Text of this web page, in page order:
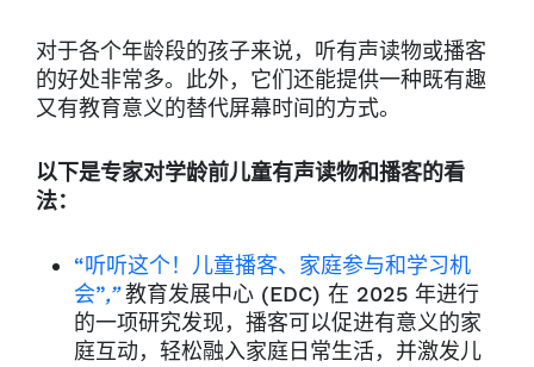
对于各个年龄段的孩子来说，听有声读物或播客
的好处非常多。此外，它们还能提供一种既有趣
又有教育意义的替代屏幕时间的方式。
以下是专家对学龄前儿童有声读物和播客的看
法：
“听听这个！儿童播客、家庭参与和学习机
会”,” 教育发展中心 (EDC) 在 2025 年进行
的一项研究发现，播客可以促进有意义的家
庭互动，轻松融入家庭日常生活，并激发儿